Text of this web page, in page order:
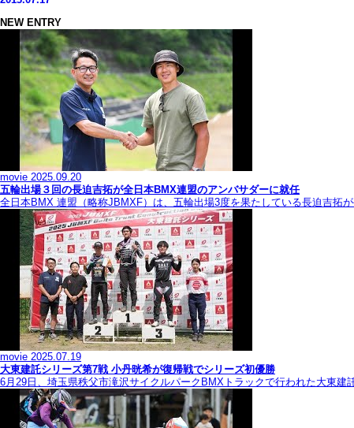
NEW ENTRY
movie 2025.09.20
五輪出場３回の長迫吉拓が全日本BMX連盟のアンバサダーに就任
全日本BMX 連盟（略称JBMXF）は、五輪出場3度を果たしている長迫吉拓
movie 2025.07.19
大東建託シリーズ第7戦 ⼩丹晄希が復帰戦でシリーズ初優勝
6月29日、埼玉県秩父市滝沢サイクルパークBMXトラックで行われた大東